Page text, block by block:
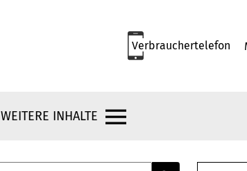
Verbrauchertelefon
WEITERE INHALTE